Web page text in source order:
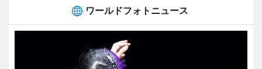
ワールドフォトニュース